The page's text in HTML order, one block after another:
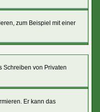
zum Beispiel mit einer
Schreiben von Privaten
Er kann das